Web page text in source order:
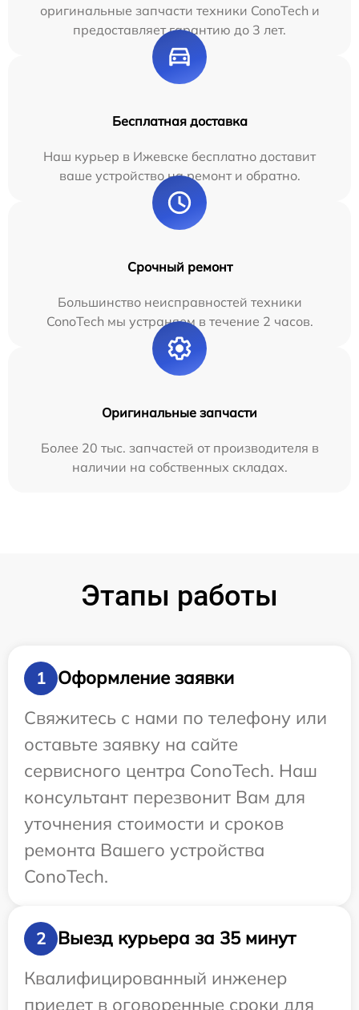
оригинальные запчасти техники ConoTech и
предоставляет гарантию до 3 лет.
Бесплатная доставка
Наш курьер в Ижевске бесплатно доставит
ваше устройство на ремонт и обратно.
Срочный ремонт
Большинство неисправностей техники
ConoTech мы устраняем в течение 2 часов.
Оригинальные запчасти
Более 20 тыс. запчастей от производителя в
наличии на собственных складах.
Этапы работы
1
Оформление заявки
Свяжитесь с нами по телефону или
оставьте заявку на сайте
сервисного центра ConoTech. Наш
консультант перезвонит Вам для
уточнения стоимости и сроков
ремонта Вашего устройства
ConoTech.
2
Выезд курьера за 35 минут
Квалифицированный инженер
приедет в оговоренные сроки для